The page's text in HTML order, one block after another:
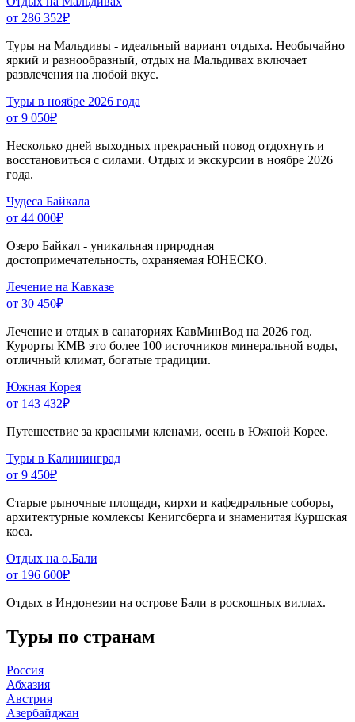
от 286 352₽
Туры на Мальдивы - идеальный вариант отдыха. Необычайно
яркий и разнообразный, отдых на Мальдивах включает
развлечения на любой вкус.
Туры в ноябре 2026 года
от 9 050₽
Несколько дней выходных прекрасный повод отдохнуть и
восстановиться с силами. Отдых и экскурсии в ноябре 2026
года.
Чудеса Байкала
от 44 000₽
Озеро Байкал - уникальная природная
достопримечательность, охраняемая ЮНЕСКО.
Лечение на Кавказе
от 30 450₽
Лечение и отдых в санаториях КавМинВод на 2026 год.
Курорты КМВ это более 100 источников минеральной воды,
отличный климат, богатые традиции.
Южная Корея
от 143 432₽
Путешествие за красными кленами, осень в Южной Корее.
Туры в Калининград
от 9 450₽
Старые рыночные площади, кирхи и кафедральные соборы,
архитектурные комлексы Кенигсберга и знаменитая Куршская
коса.
Отдых на о.Бали
от 196 600₽
Отдых в Индонезии на острове Бали в роскошных виллах.
Туры по странам
Россия
Абхазия
Австрия
Азербайджан